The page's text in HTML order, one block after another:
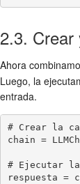
2.3. Crear
Ahora
Luego, la
entrada.
# Crear la
chain =
# Ejecutar la
respuesta =